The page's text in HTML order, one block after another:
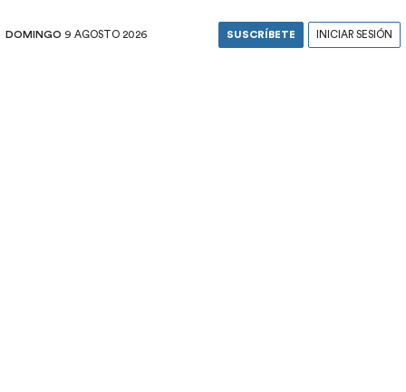
DOMINGO 9 AGOSTO 2026 SUSCRÍBETE INICIAR SESIÓN